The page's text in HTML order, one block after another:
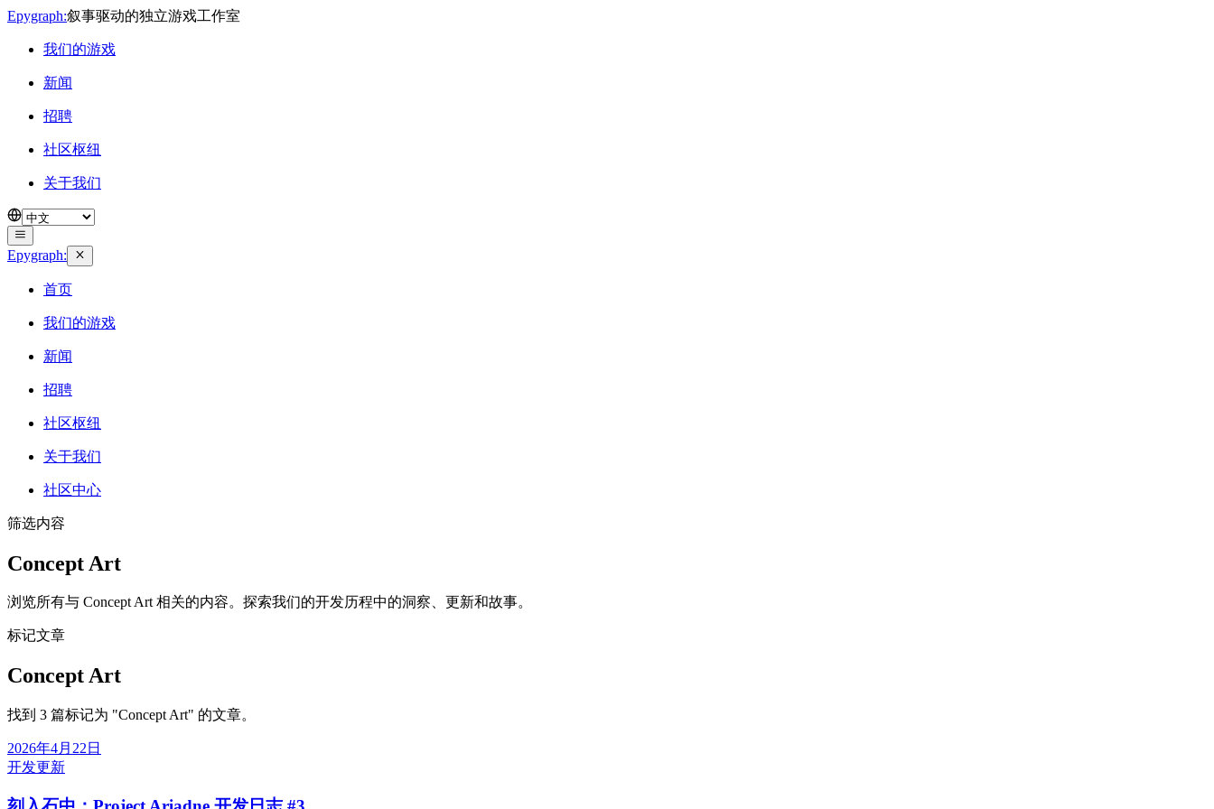
Epygraph:叙事驱动的独立游戏工作室
我们的游戏
新闻
招聘
社区枢纽
关于我们
Epygraph:
首页
我们的游戏
新闻
招聘
社区枢纽
关于我们
社区中心
筛选内容
Concept Art
浏览所有与 Concept Art 相关的内容。探索我们的开发历程中的洞察、更新和故事。
标记文章
Concept Art
找到 3 篇标记为 "Concept Art" 的文章。
2026年4月22日
开发更新